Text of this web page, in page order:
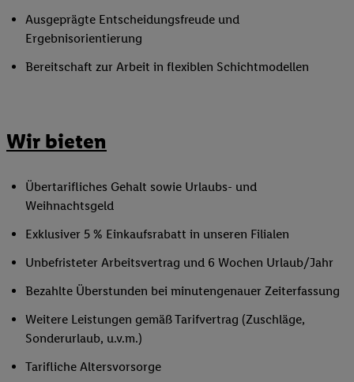
Ausgeprägte Entscheidungsfreude und
Ergebnisorientierung
Bereitschaft zur Arbeit in flexiblen Schichtmodellen
Wir bieten
Übertarifliches Gehalt sowie Urlaubs- und
Weihnachtsgeld
Exklusiver 5 % Einkaufsrabatt in unseren Filialen
Unbefristeter Arbeitsvertrag und 6 Wochen Urlaub/Jahr
Bezahlte Überstunden bei minutengenauer Zeiterfassung
Weitere Leistungen gemäß Tarifvertrag (Zuschläge,
Sonderurlaub, u.v.m.)
Tarifliche Altersvorsorge